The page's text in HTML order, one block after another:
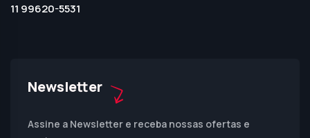
11 99620-5531
Newsletter
Assine a Newsletter e receba nossas ofertas e